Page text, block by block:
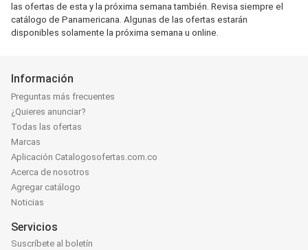
las ofertas de esta y la próxima semana también. Revisa siempre el
catálogo de Panamericana. Algunas de las ofertas estarán
disponibles solamente la próxima semana u online.
Información
Preguntas más frecuentes
¿Quieres anunciar?
Todas las ofertas
Marcas
Aplicación Catalogosofertas.com.co
Acerca de nosotros
Agregar catálogo
Noticias
Servicios
Suscríbete al boletín